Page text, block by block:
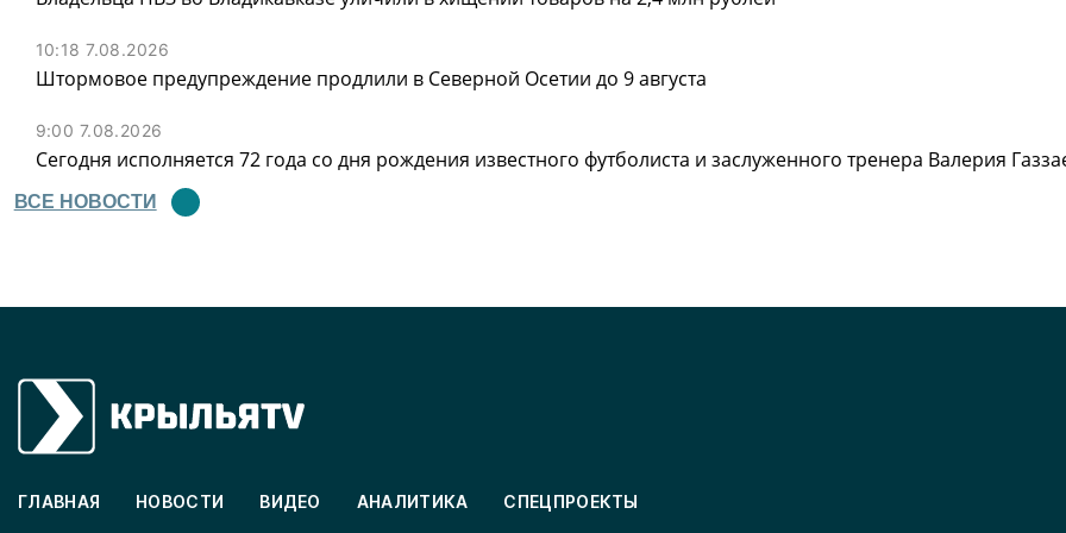
10:18 7.08.2026
Штормовое предупреждение продлили в Северной Осетии до 9 августа
9:00 7.08.2026
Сегодня исполняется 72 года со дня рождения известного футболиста и заслуженного тренера Валерия
ВСЕ НОВОСТИ
ГЛАВНАЯ НОВОСТИ ВИДЕО АНАЛИТИКА СПЕЦПРОЕКТЫ